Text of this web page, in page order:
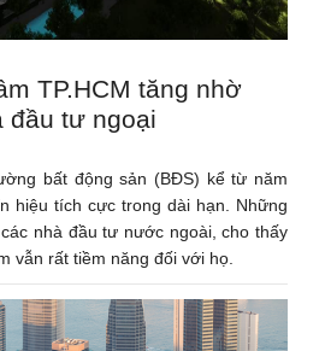
TP.HCM tăng nhờ
đầu tư ngoại
bất động sản (BĐS) kể từ năm
hiệu tích cực trong dài hạn. Những
nhà đầu tư nước ngoài, cho thấy
vẫn rất tiềm năng đối với họ.